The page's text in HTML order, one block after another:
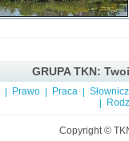
GRUPA TKN:
Prawo Praca
Copyright ©